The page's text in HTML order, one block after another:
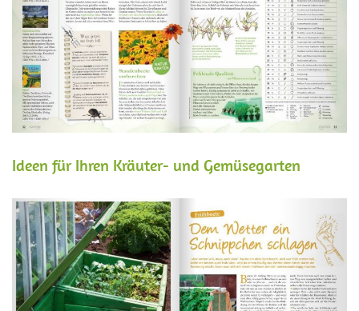
Ideen für Ihren Kräuter- und Gemüsegarten